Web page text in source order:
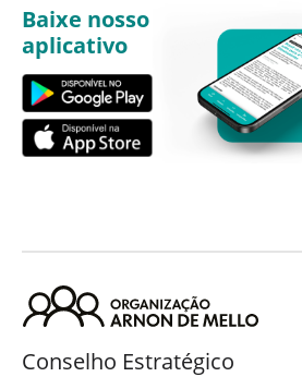
Baixe nosso
aplicativo
Conselho Estratégico